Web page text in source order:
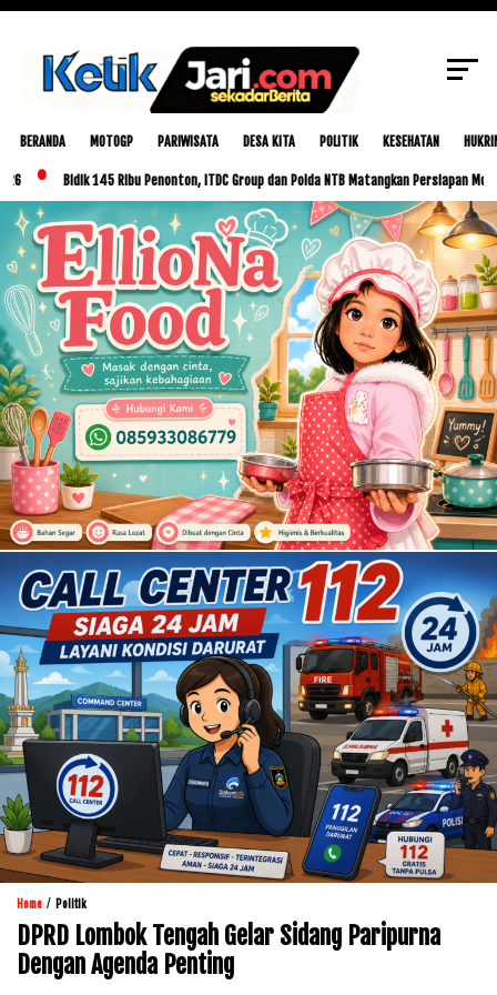
BERANDA MOTOGP PARIWISATA DESA KITA POLITIK KESEHATAN
Bidik 145 Ribu Penonton, ITDC Group dan Polda NTB Matangkan Persiapan MotoGP
Home / Politik
DPRD Lombok Tengah Gelar Sidang Paripurna
Dengan Agenda Penting
dan Wabup Bersama Forkopimda Pantau